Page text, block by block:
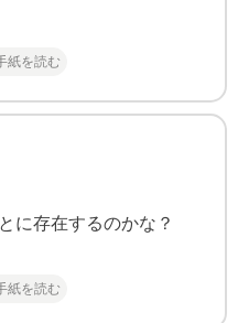
紙を読む
に存在するのかな？
紙を読む